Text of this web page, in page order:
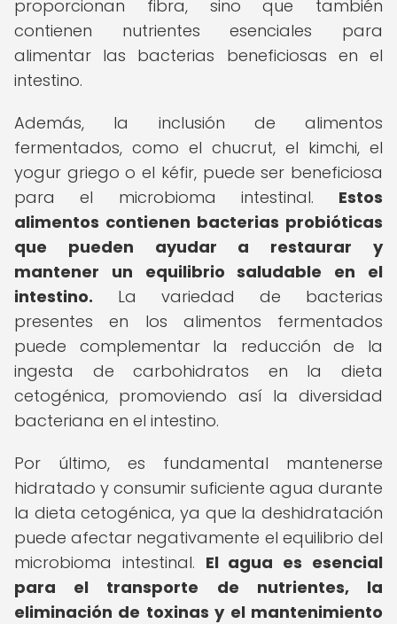
proporcionan fibra, sino que también
contienen nutrientes esenciales para
alimentar las bacterias beneficiosas en el
intestino.
Además, la inclusión de alimentos
fermentados, como el chucrut, el kimchi, el
yogur griego o el kéfir, puede ser beneficiosa
para el microbioma intestinal. Estos
alimentos contienen bacterias probióticas
que pueden ayudar a restaurar y
mantener un equilibrio saludable en el
intestino. La variedad de bacterias
presentes en los alimentos fermentados
puede complementar la reducción de la
ingesta de carbohidratos en la dieta
cetogénica, promoviendo así la diversidad
bacteriana en el intestino.
Por último, es fundamental mantenerse
hidratado y consumir suficiente agua durante
la dieta cetogénica, ya que la deshidratación
puede afectar negativamente el equilibrio del
microbioma intestinal. El agua es esencial
para el transporte de nutrientes, la
eliminación de toxinas y el mantenimiento